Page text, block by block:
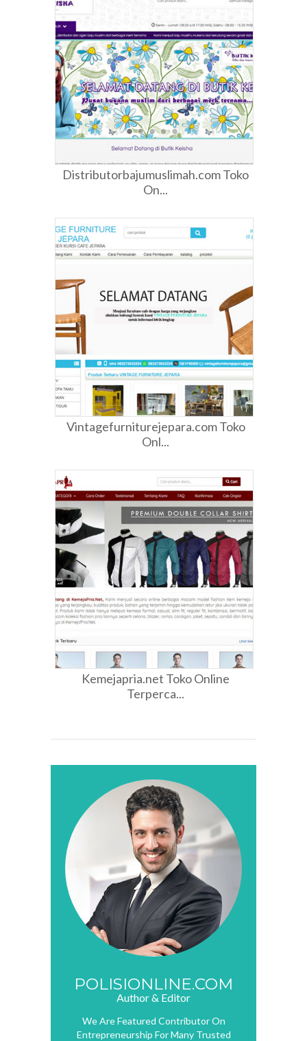
Distributorbajumuslimah.com Toko
On...
Vintagefurniturejepara.com Toko
Onl...
Kemejapria.net Toko Online
Terperca...
POLISIONLINE.COM
Author & Editor
We Are Featured Contributor On
Entrepreneurship For Many Trusted